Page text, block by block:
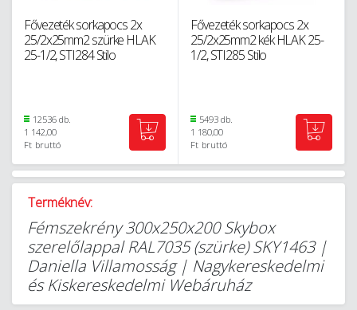
Fővezeték sorkapocs 2x
25/2x25mm2 szürke HLAK
25-1/2, STI284 Stilo
12536 db.
1 142,00
Ft bruttó
Fővezeték sorkapocs 2x
25/2x25mm2 kék HLAK 25-
1/2, STI285 Stilo
5493 db.
1 180,00
Ft bruttó
Terméknév:
Fémszekrény 300x250x200 Skybox
szerelőlappal RAL7035 (szürke) SKY1463 |
Daniella Villamosság | Nagykereskedelmi
és Kiskereskedelmi Webáruház